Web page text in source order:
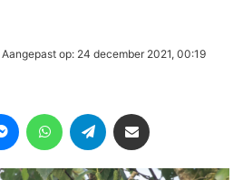
Aangepast op: 24 december 2021, 00:19